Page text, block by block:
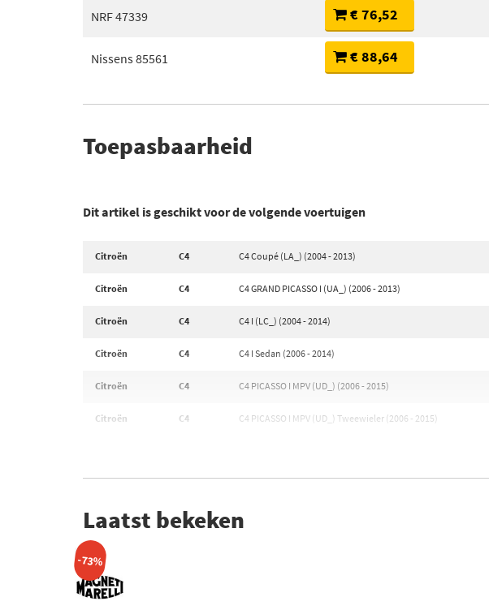
NRF 47339 € 76,52
Nissens 85561 € 88,64
Toepasbaarheid
Dit artikel is geschikt voor de volgende voertuigen
Citroën C4 C4 Coupé (LA_) (2004 - 2013)
Citroën C4 C4 GRAND PICASSO I (UA_) (2006 - 2013)
Citroën C4 C4 I (LC_) (2004 - 2014)
Citroën C4 C4 I Sedan (2006 - 2014)
Citroën C4 C4 PICASSO I MPV (UD_) (2006 - 2015)
Citroën C4 C4 PICASSO I MPV (UD_) Tweewieler (2006 - 2015)
Laatst bekeken
-73%